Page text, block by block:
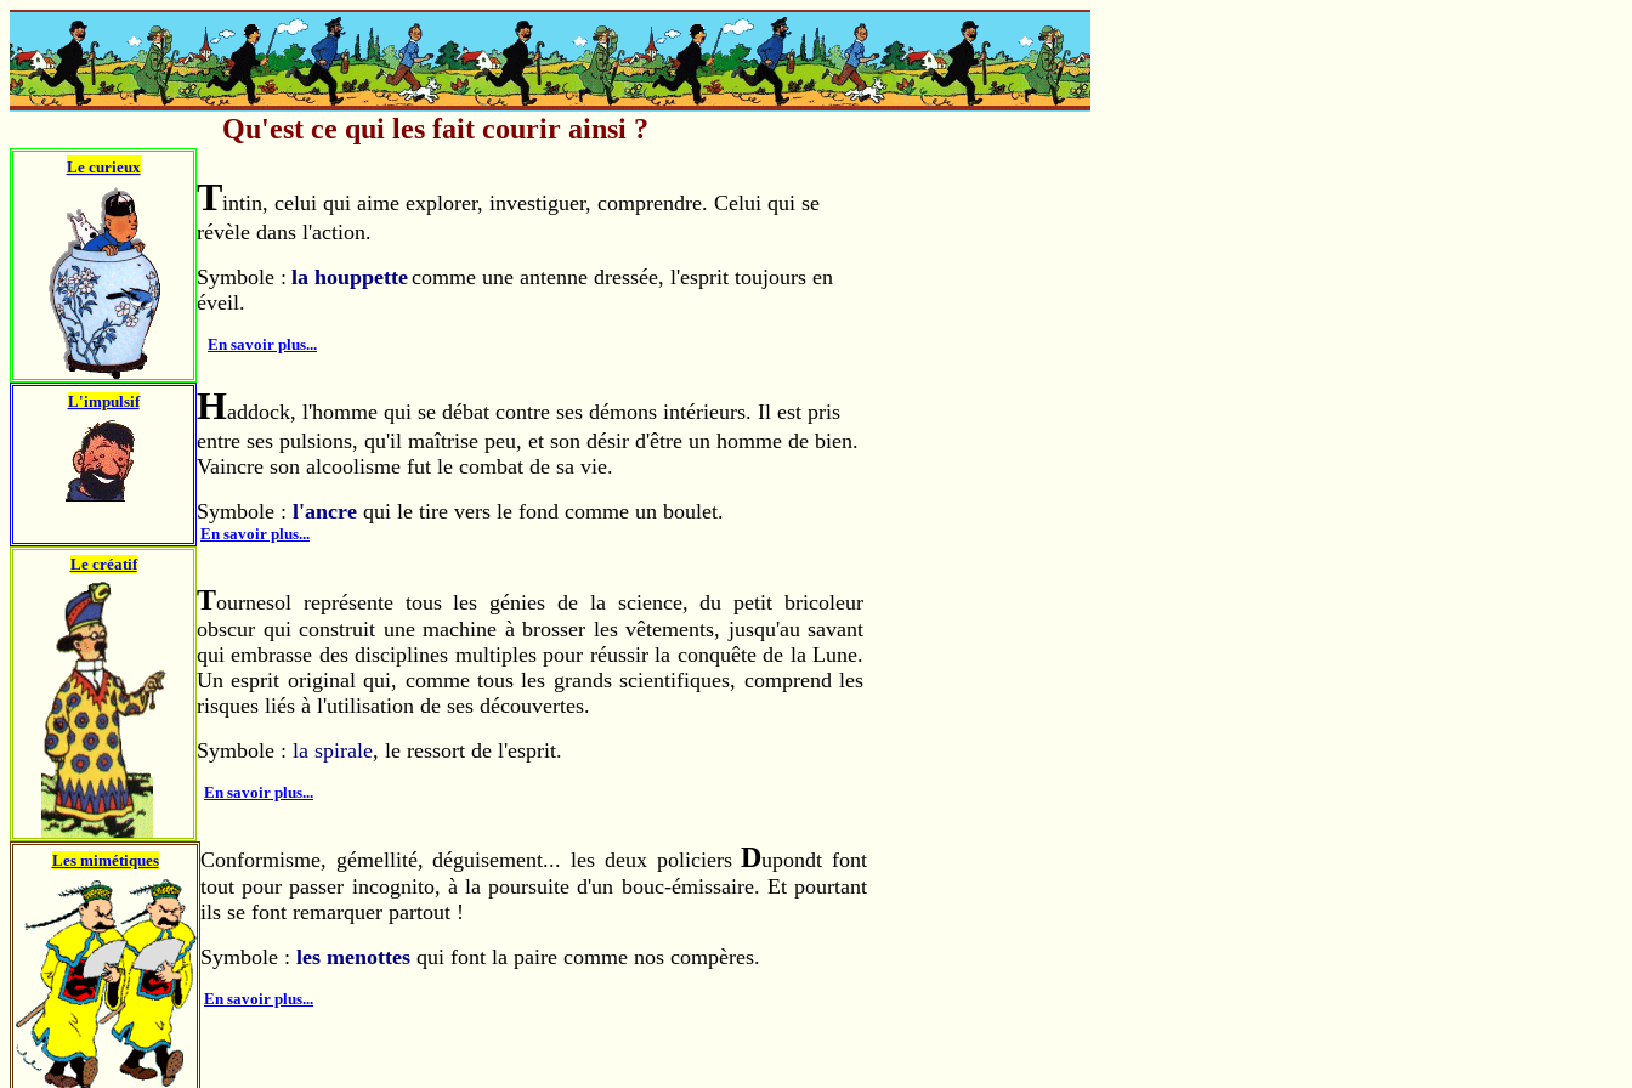
Qu'est ce qui les fait courir ainsi ?
Le curieux
Tintin, celui qui aime explorer, investiguer, comprendre. Celui qui se
révèle dans l'action.
Symbole : la houppettecomme une antenne dressée, l'esprit toujours en
éveil.
En savoir plus...
L'impulsif Haddock, l'homme qui se débat contre ses démons intérieurs. Il est pris
entre ses pulsions, qu'il maîtrise peu, et son désir d'être un homme de bien.
Vaincre son alcoolisme fut le combat de sa vie.
Symbole : l'ancre qui le tire vers le fond comme un boulet.
En savoir plus...
Le créatif
Tournesol représente tous les génies de la science, du petit bricoleur
obscur qui construit une machine à brosser les vêtements, jusqu'au savant
qui embrasse des disciplines multiples pour réussir la conquête de la Lune.
Un esprit original qui, comme tous les grands scientifiques, comprend les
risques liés à l'utilisation de ses découvertes.
Symbole : la spirale, le ressort de l'esprit.
En savoir plus...
Les mimétiques Conformisme, gémellité, déguisement... les deux policiersDupondt font
tout pour passer incognito, à la poursuite d'un bouc-émissaire. Et pourtant
ils se font remarquer partout !
Symbole : les menottes qui font la paire comme nos compères.
En savoir plus...